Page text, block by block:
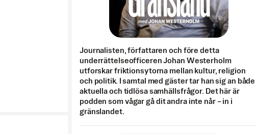
Journalisten, författaren och före detta
underrättelseofficeren Johan Westerholm
utforskar friktionsytorna mellan kultur, religion
och politik. I samtal med gäster tar han sig an både
aktuella och tidlösa samhällsfrågor. Det här är
podden som vågar gå dit andra inte når – in i
gränslandet.